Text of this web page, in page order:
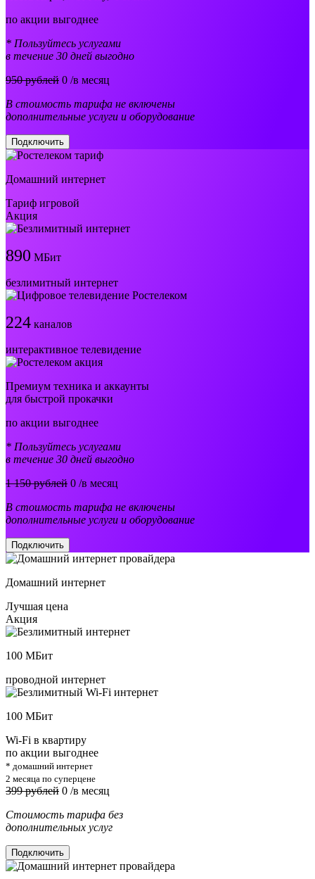
по акции выгоднее
* Пользуйтесь услугами
в течение 30 дней выгодно
950 рублей 0 /в месяц
В стоимость тарифа не включены
дополнительные услуги и оборудование
Подключить
Домашний интернет
Тариф игровой
Акция
890 МБит
безлимитный интернет
224 каналов
интерактивное телевидение
Премиум техника и аккаунты
для быстрой прокачки
по акции выгоднее
* Пользуйтесь услугами
в течение 30 дней выгодно
1 150 рублей 0 /в месяц
В стоимость тарифа не включены
дополнительные услуги и оборудование
Подключить
Домашний интернет
Лучшая цена
Акция
100 МБит
проводной интернет
100 МБит
Wi-Fi в квартиру
по акции выгоднее
* домашний интернет
2 месяца по суперцене
399 рублей 0 /в месяц
Стоимость тарифа без
дополнительных услуг
Подключить